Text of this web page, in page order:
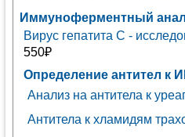
Иммуноферментный
Вирус гепатита С -
550₽
Определение антител к
Анализ на антитела к
Антитела к хламидям